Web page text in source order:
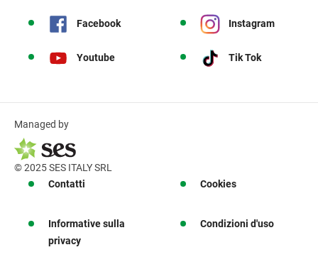
Facebook Instagram
Youtube Tik Tok
Managed by
© 2025 SES ITALY SRL
Contatti
Cookies
Informative sulla
privacy
Condizioni d'uso